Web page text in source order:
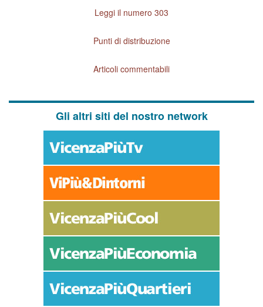
Leggi il numero 303
Punti di distribuzione
Articoli commentabili
Gli altri siti del nostro network